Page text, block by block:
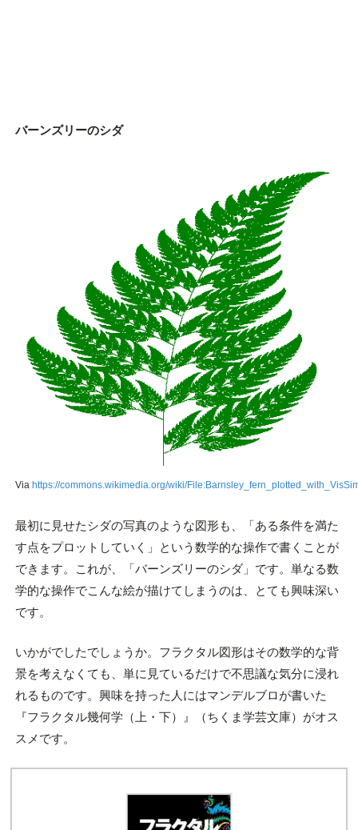
バーンズリーのシダ
Via https://commons.wikimedia.org/wiki/
最初に見せたシダの写真のような図形も、「ある条件を満た
す点をプロットしていく」という数学的な操作で書くことが
できます。これが、「バーンズリーのシダ」です。単なる数
学的な操作でこんな絵が描けてしまうのは、とても興味深い
です。
いかがでしたでしょうか。フラクタル図形はその数学的な背
景を考えなくても、単に見ているだけで不思議な気分に浸れ
れるものです。興味を持った人にはマンデルブロが書いた
『フラクタル幾何学（上・下）』（ちくま学芸文庫）がオス
スメです。